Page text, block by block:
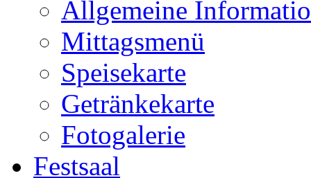
Allgemeine
Mittagsmenü
Speisekarte
Getränkekarte
Fotogalerie
Festsaal